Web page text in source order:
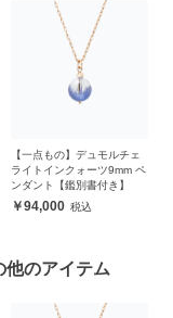
【一点もの】デュモルチェ
ライトインクォーツ9mm ペ
ンダント【鑑別書付き】
94,000
他のアイテム